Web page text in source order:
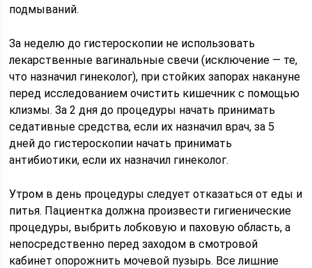
подмываний.
За неделю до гистероскопии не использовать
лекарственные вагинальные свечи (исключение — те,
что назначил гинеколог), при стойких запорах накануне
перед исследованием очистить кишечник с помощью
клизмы. За 2 дня до процедуры начать принимать
седативные средства, если их назначил врач, за 5
дней до гистероскопии начать принимать
антибиотики, если их назначил гинеколог.
Утром в день процедуры следует отказаться от еды и
питья. Пациентка должна произвести гигиенические
процедуры, выбрить лобковую и паховую область, а
непосредственно перед заходом в смотровой
кабинет опорожнить мочевой пузырь. Все лишние